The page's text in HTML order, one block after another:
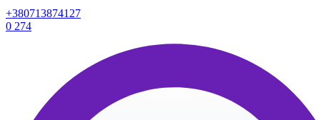
+380713874127
0 274